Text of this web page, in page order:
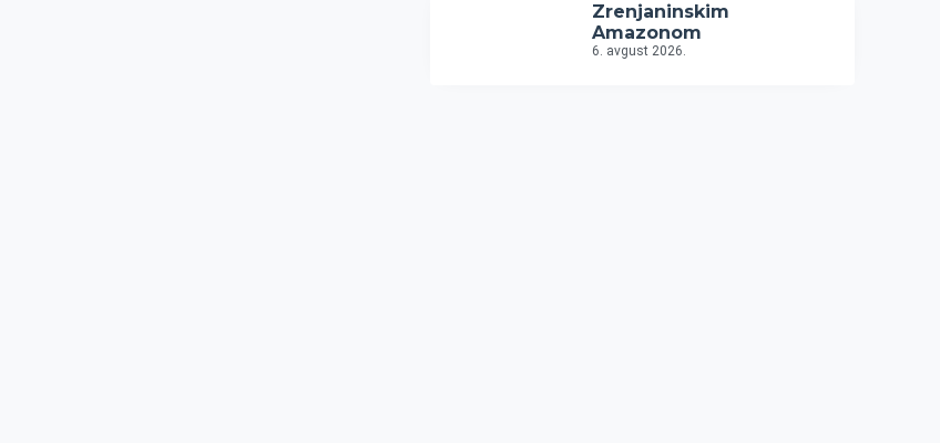
Zrenjaninskim
Amazonom
6. avgust 2026.